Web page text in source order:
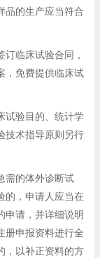
品的生产应当符合
临床试验合同，
，免费提供临床试
试验目的、统计学
技术指导原则另行
的体外诊断试
的，申请人应当在
申请，并详细说明
册申报资料进行全
，以补正资料的方